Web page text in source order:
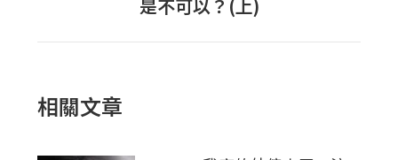
一
篇
是不可以？(上)
相關文章